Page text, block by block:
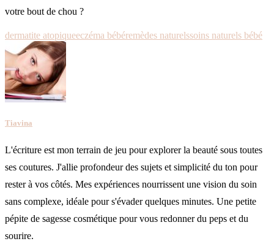
votre bout de chou ?
dermatite atopiqueeczéma bébéremèdes naturelssoins naturels bébé
Tiavina
L'écriture est mon terrain de jeu pour explorer la beauté sous toutes
ses coutures. J'allie profondeur des sujets et simplicité du ton pour
rester à vos côtés. Mes expériences nourrissent une vision du soin
sans complexe, idéale pour s'évader quelques minutes. Une petite
pépite de sagesse cosmétique pour vous redonner du peps et du
sourire.